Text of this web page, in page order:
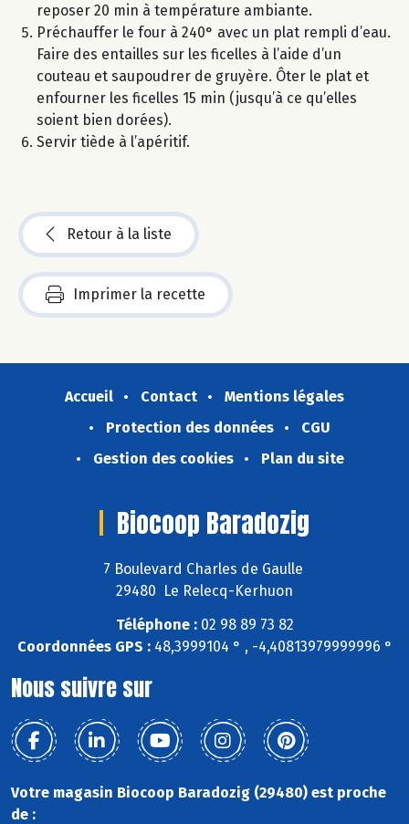
reposer 20 min à température ambiante.
Préchauffer le four à 240° avec un plat rempli d’eau.
Faire des entailles sur les ficelles à l’aide d’un
couteau et saupoudrer de gruyère. Ôter le plat et
enfourner les ficelles 15 min (jusqu’à ce qu’elles
soient bien dorées).
Servir tiède à l’apéritif.
Retour à la liste
Imprimer la recette
Accueil Contact
Mentions légales
Protection des données
CGU
Gestion des cookies
Plan du site
Biocoop Baradozig
7 Boulevard Charles de Gaulle
29480 Le Relecq-Kerhuon
Téléphone :02 98 89 73 82
Coordonnées GPS :48,3999104 ° , -4,40813979999996 °
Nous suivre sur
Votre magasin Biocoop Baradozig (29480) est proche
de :